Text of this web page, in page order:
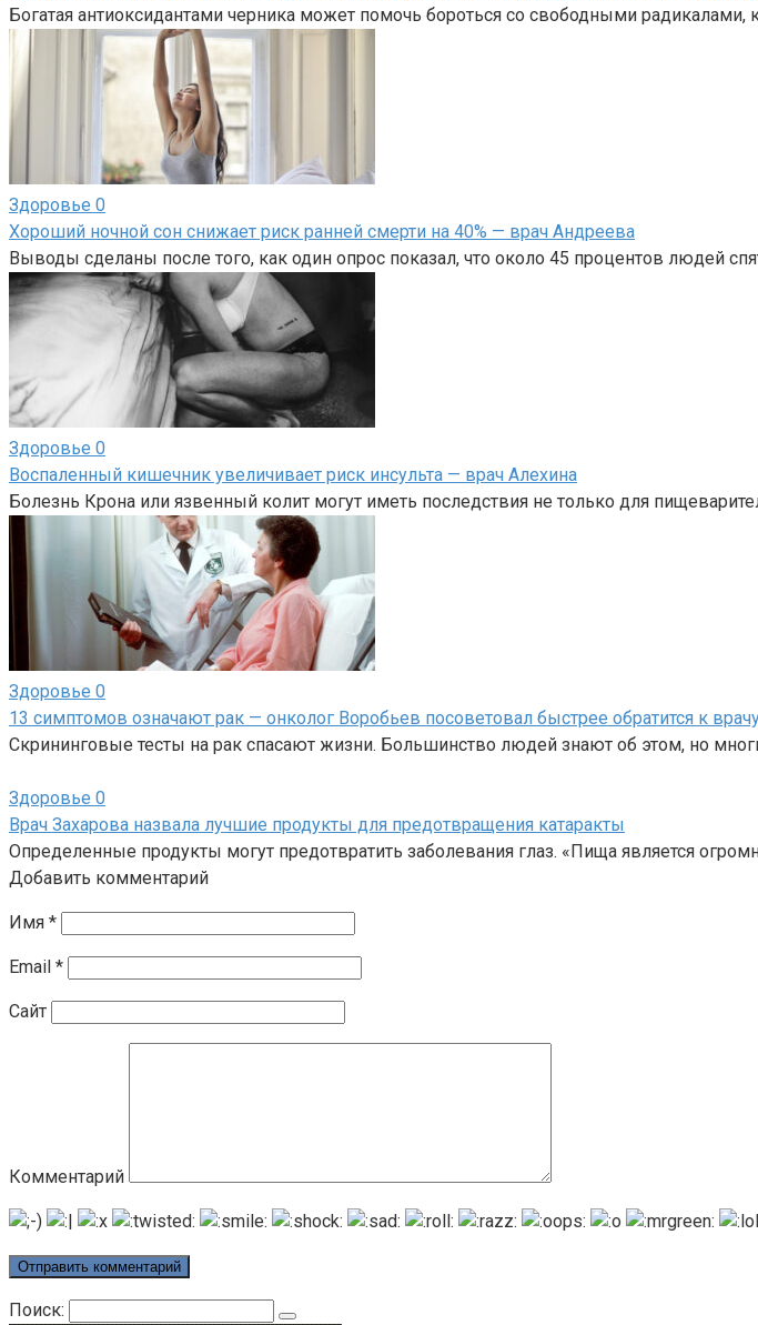
Богатая антиоксидантами черника может помочь бороться со свободными
Здоровье 0
Хороший ночной сон снижает риск ранней смерти на 40% — врач Андреева
Выводы сделаны после того, как один опрос показал, что около 45 процентов людей
Здоровье 0
Воспаленный кишечник увеличивает риск инсульта — врач Алехина
Болезнь Крона или язвенный колит могут иметь последствия не только для
Здоровье 0
13 симптомов означают рак — онколог Воробьев посоветовал быстрее обратится к
Скрининговые тесты на рак спасают жизни. Большинство людей знают об этом, но
Здоровье 0
Врач Захарова назвала лучшие продукты для предотвращения катаракты
Определенные продукты могут предотвратить заболевания глаз. «Пища является
Добавить комментарий
Имя *
Email *
Сайт
Комментарий
Поиск: